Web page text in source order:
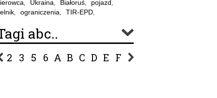
, Ukraina, Białoruś, pojazd,
, ograniczenia, TIR-EPD,
abc..
2 3 5 6 A B C D E F G